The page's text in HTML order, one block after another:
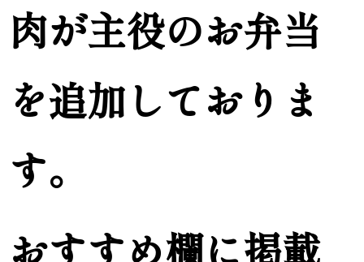
肉が主役のお弁当
を追加しておりま
す。
おすすめ欄に掲載